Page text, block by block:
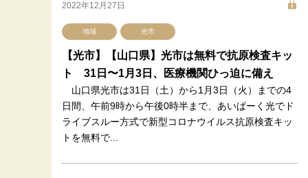
2022年12月27日
地域 光市
【光市】【山口県】光市は無料で抗原検査キッ
ト 31日〜1月3日、医療機関ひっ迫に備え
山口県光市は31日（土）から1月3日（火）までの4
日間、午前9時から午後0時半まで、あいぱーく光でド
ライブスルー方式で新型コロナウイルス抗原検査キッ
トを無料で...